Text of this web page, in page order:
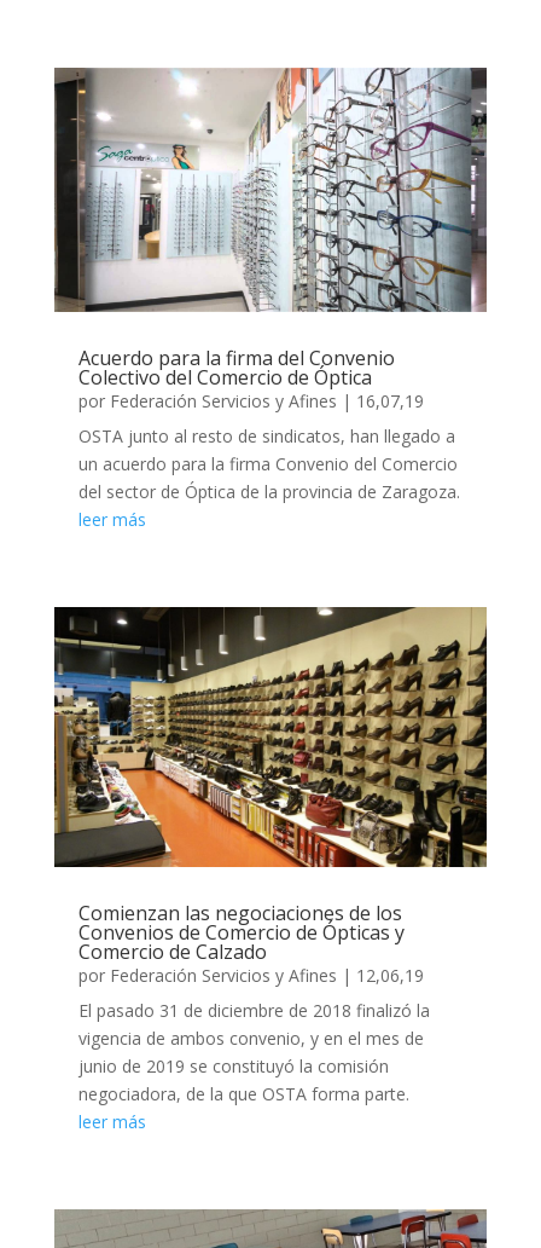
Acuerdo para la firma del Convenio
Colectivo del Comercio de Óptica
por Federación Servicios y Afines | 16,07,19
OSTA junto al resto de sindicatos, han llegado a
un acuerdo para la firma Convenio del Comercio
del sector de Óptica de la provincia de Zaragoza.
leer más
Comienzan las negociaciones de los
Convenios de Comercio de Ópticas y
Comercio de Calzado
por Federación Servicios y Afines | 12,06,19
El pasado 31 de diciembre de 2018 finalizó la
vigencia de ambos convenio, y en el mes de
junio de 2019 se constituyó la comisión
negociadora, de la que OSTA forma parte.
leer más